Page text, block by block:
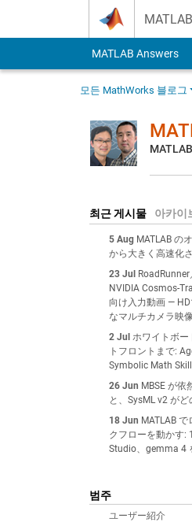
MATLAB Answers
모든 MathWorks 블로그
최근 게시물 아카이
5 Aug MATLAB の
から大きく高速化
23 Jul
NVIDIA Cosmos-
向け入力動画 —
なマルチカメラ映
2 Jul ホワイトボー
トフロントまで:
Symbolic Math
26 Jun MBSE が依
と、SysML v2 が
18 Jun MATLAB
クフローを動かす:
Studio、gemma 4
범주
ユーザー紹介